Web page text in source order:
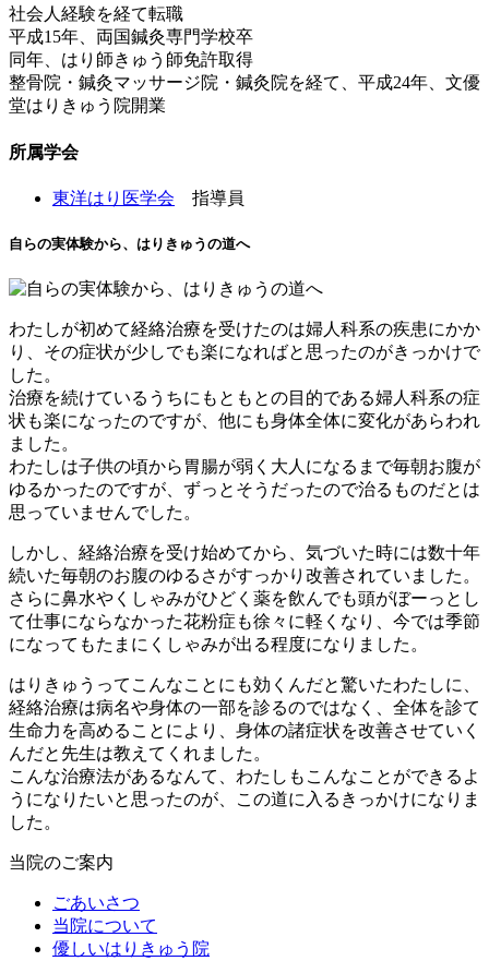
社会人経験を経て転職
平成15年、両国鍼灸専門学校卒
同年、はり師きゅう師免許取得
整骨院・鍼灸マッサージ院・鍼灸院を経て、平成24年、文優
堂はりきゅう院開業
所属学会
東洋はり医学会 指導員
自らの実体験から、はりきゅうの道へ
わたしが初めて経絡治療を受けたのは婦人科系の疾患にかか
り、その症状が少しでも楽になればと思ったのがきっかけで
した。
治療を続けているうちにもともとの目的である婦人科系の症
状も楽になったのですが、他にも身体全体に変化があらわれ
ました。
わたしは子供の頃から胃腸が弱く大人になるまで毎朝お腹が
ゆるかったのですが、ずっとそうだったので治るものだとは
思っていませんでした。
しかし、経絡治療を受け始めてから、気づいた時には数十年
続いた毎朝のお腹のゆるさがすっかり改善されていました。
さらに鼻水やくしゃみがひどく薬を飲んでも頭がぼーっとし
て仕事にならなかった花粉症も徐々に軽くなり、今では季節
になってもたまにくしゃみが出る程度になりました。
はりきゅうってこんなことにも効くんだと驚いたわたしに、
経絡治療は病名や身体の一部を診るのではなく、全体を診て
生命力を高めることにより、身体の諸症状を改善させていく
んだと先生は教えてくれました。
こんな治療法があるなんて、わたしもこんなことができるよ
うになりたいと思ったのが、この道に入るきっかけになりま
した。
当院のご案内
ごあいさつ
当院について
優しいはりきゅう院